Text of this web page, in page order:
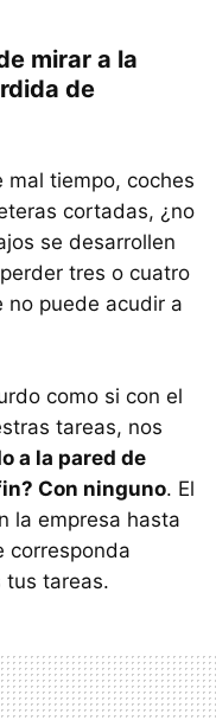
mirar a la
de
tiempo, coches
cortadas, ¿no
se desarrollen
tres o cuatro
no puede acudir a
como si con el
tareas, nos
a la pared de
Con ninguno. El
la empresa hasta
corresponda
tus tareas.